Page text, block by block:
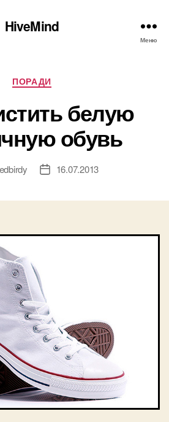
HiveMind
Меню
Категорії
ПОРАДИ
белую
обувь
Дата16.07.2013